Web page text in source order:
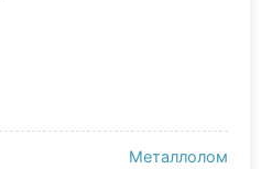
Металлолом